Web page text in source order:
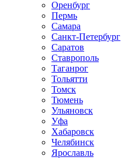
Оренбург
Пермь
Самара
Санкт-Петербург
Саратов
Ставрополь
Таганрог
Тольятти
Томск
Тюмень
Ульяновск
Уфа
Хабаровск
Челябинск
Ярославль